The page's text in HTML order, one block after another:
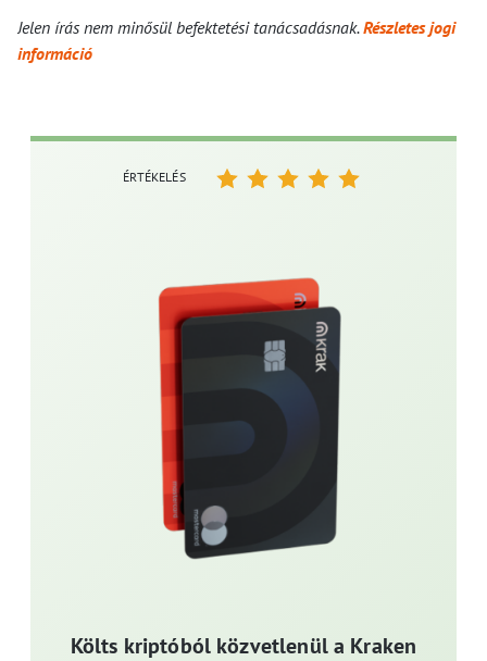
Jelen írás nem minősül befektetési tanácsadásnak.Részletes jogi
információ
Költs kriptóból közvetlenül a Kraken
ÉRTÉKELÉS